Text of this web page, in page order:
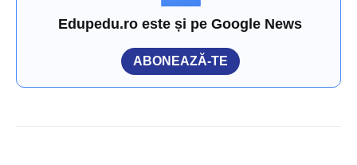
Edupedu.ro este și pe Google News
ABONEAZĂ-TE